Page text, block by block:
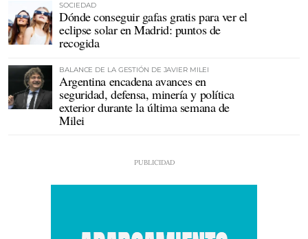
SOCIEDAD
Dónde conseguir gafas gratis para ver el
eclipse solar en Madrid: puntos de
recogida
BALANCE DE LA GESTIÓN DE JAVIER MILEI
Argentina encadena avances en
seguridad, defensa, minería y política
exterior durante la última semana de
Milei